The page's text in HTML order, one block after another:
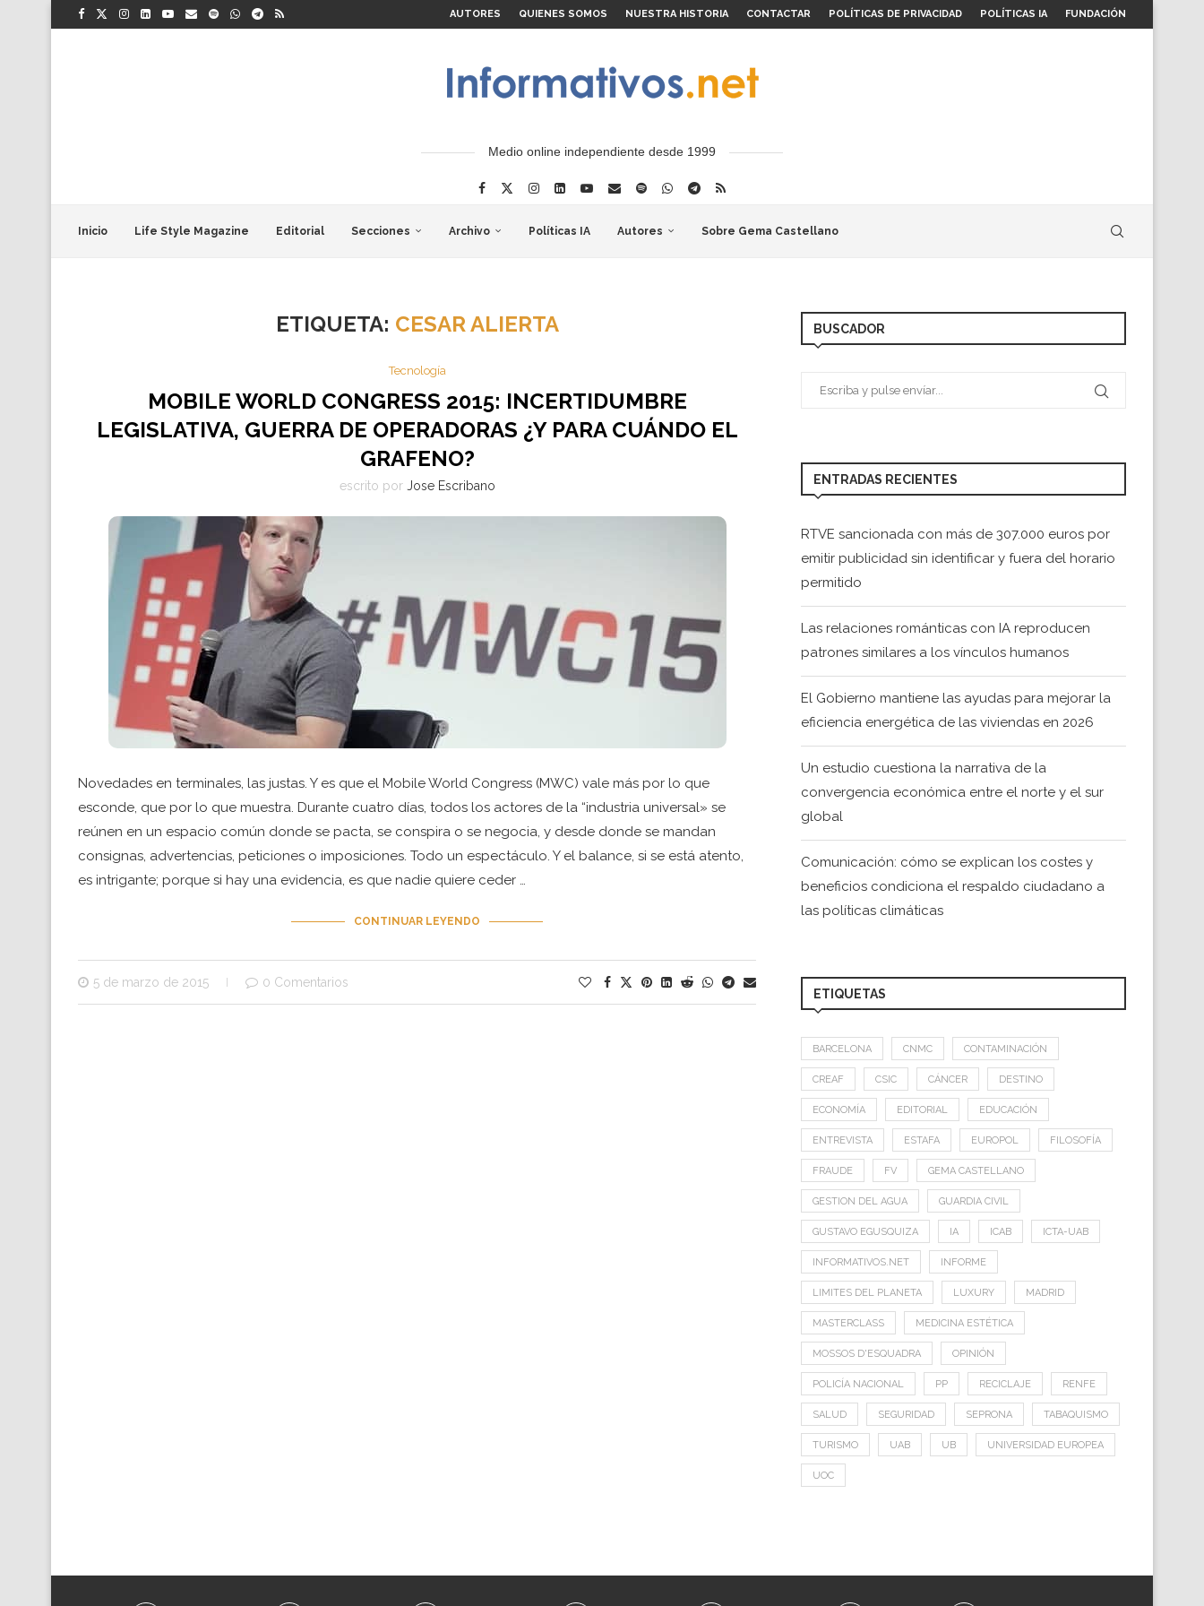
AUTORES QUIENES SOMOS NUESTRA HISTORIA CONTACTAR POLÍTICAS DE PRIVACIDAD POLÍTICAS IA FUNDACIÓN
Medio online independiente desde 1999
Inicio Life Style Magazine Editorial Secciones Archivo Políticas IA Autores Sobre Gema Castellano
ETIQUETA: CESAR ALIERTA
Tecnología
MOBILE WORLD CONGRESS 2015: INCERTIDUMBRE
LEGISLATIVA, GUERRA DE OPERADORAS ¿Y PARA CUÁNDO EL
GRAFENO?
escrito por Jose Escribano
Novedades en terminales, las justas. Y es que el Mobile World Congress (MWC) vale más por lo que
esconde, que por lo que muestra. Durante cuatro días, todos los actores de la “industria universal» se
reúnen en un espacio común donde se pacta, se conspira o se negocia, y desde donde se mandan
consignas, advertencias, peticiones o imposiciones. Todo un espectáculo. Y el balance, si se está atento,
es intrigante; porque si hay una evidencia, es que nadie quiere ceder …
CONTINUAR LEYENDO
5 de marzo de 2015 0 Comentarios
BUSCADOR
ENTRADAS RECIENTES
RTVE sancionada con más de 307.000 euros por
emitir publicidad sin identificar y fuera del horario
permitido
Las relaciones románticas con IA reproducen
patrones similares a los vínculos humanos
El Gobierno mantiene las ayudas para mejorar la
eficiencia energética de las viviendas en 2026
Un estudio cuestiona la narrativa de la
convergencia económica entre el norte y el sur
global
Comunicación: cómo se explican los costes y
beneficios condiciona el respaldo ciudadano a
las políticas climáticas
ETIQUETAS
BARCELONA CNMC CONTAMINACIÓN
CREAF CSIC CÁNCER DESTINO
ECONOMÍA EDITORIAL EDUCACIÓN
ENTREVISTA ESTAFA EUROPOL FILOSOFÍA
FRAUDE FV GEMA CASTELLANO
GESTION DEL AGUA GUARDIA CIVIL
GUSTAVO EGUSQUIZA IA ICAB ICTA-UAB
INFORMATIVOS.NET INFORME
LIMITES DEL PLANETA LUXURY MADRID
MASTERCLASS MEDICINA ESTÉTICA
MOSSOS D'ESQUADRA OPINIÓN
POLICÍA NACIONAL PP RECICLAJE RENFE
SALUD SEGURIDAD SEPRONA TABAQUISMO
TURISMO UAB UB UNIVERSIDAD EUROPEA
UOC